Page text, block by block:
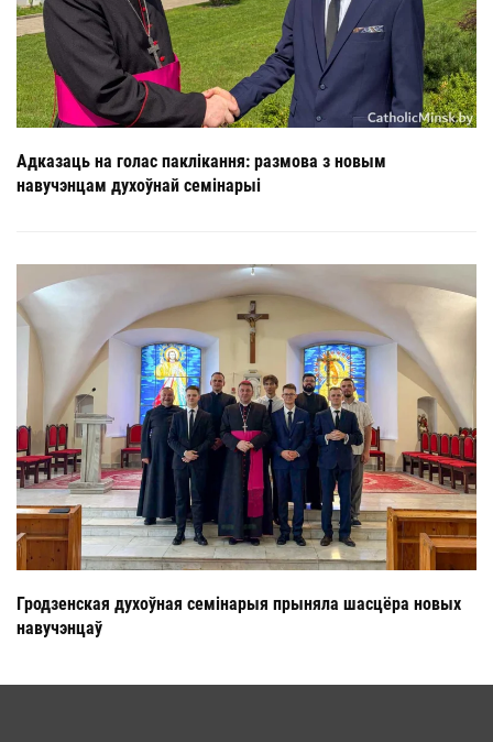
Адказаць на голас паклікання: размова з новым
навучэнцам духоўнай семінарыі
Гродзенская духоўная семінарыя прыняла шасцёра новых
навучэнцаў